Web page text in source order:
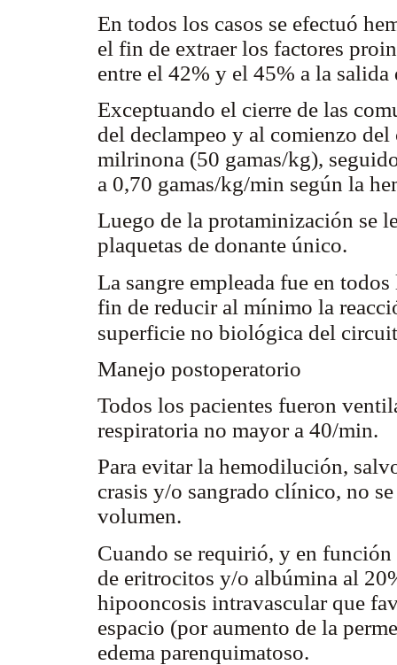
En todos los casos se efectuó
el fin de extraer los factores
entre el 42% y el 45% a la
Exceptuando el cierre de las
del declampeo y al comienzo
milrinona (50 gamas/kg),
a 0,70 gamas/kg/min según la
Luego de la protaminización se
plaquetas de donante único.
La sangre empleada fue en
fin de reducir al mínimo la
superficie no biológica del
Manejo postoperatorio
Todos los pacientes fueron
respiratoria no mayor a 40/min.
Para evitar la hemodilución,
crasis y/o sangrado clínico, no
volumen.
Cuando se requirió, y en
de eritrocitos y/o albúmina al
hipooncosis intravascular que
espacio (por aumento de la
edema parenquimatoso.